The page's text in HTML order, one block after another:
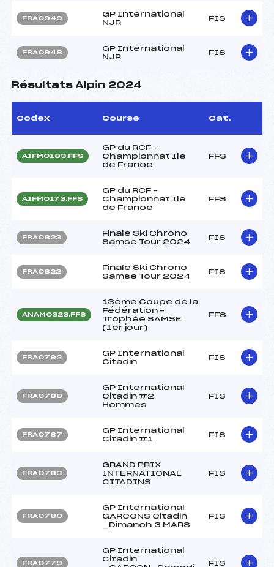
FRA0949
GP International
NJR
FIS
FRA0948
GP International
NJR
FIS
Résultats Alpin 2024
Codex Course Cat.
AIFM0183.FFS
GP du RCF –
Championnat Ile
de France
FFS
AIFM0173.FFS
GP du RCF –
Championnat Ile
de France
FFS
FRA0823
Finale Ski Chrono
Samse Tour 2024
FIS
FRA0822
Finale Ski Chrono
Samse Tour 2024
FIS
ANAM0323.FFS
13ème Coupe de la
Fédération –
Trophée SAMSE
(1er jour)
FFS
FRA0792
GP International
Citadin
FIS
FRA0788
GP International
Citadin #2
Hommes
FIS
FRA0787
GP International
Citadin #1
FIS
FRA0783
GRAND PRIX
INTERNATIONAL
CITADINS
FIS
FRA0780
GP International
GARCONS Citadin
_Dimanch 3 MARS
FIS
FRA0779
GP International
Citadin
FIS